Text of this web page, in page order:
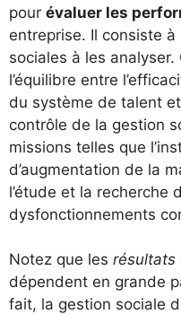
pour évaluer les
entreprise. Il consiste
sociales à les
l’équilibre entre
du système de talent
contrôle de la gestion
missions telles que
d’augmentation de la
l’étude et la recherche
dysfonctionnements
Notez que les résultats
dépendent en grande
fait, la gestion sociale